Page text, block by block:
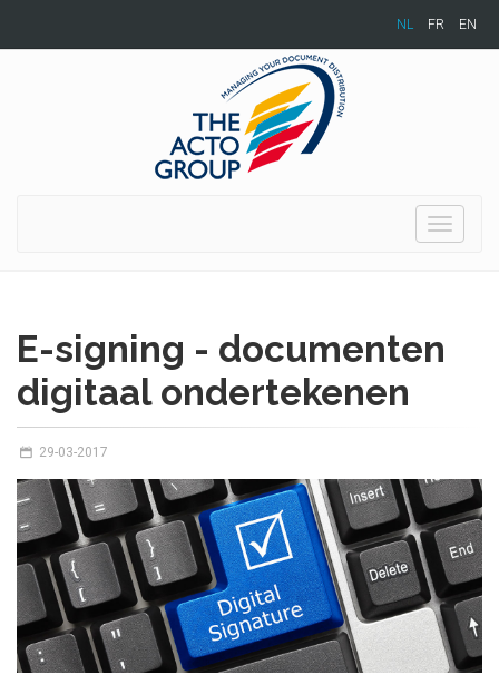
NL FR EN
Toggle
E-signing - documenten
digitaal ondertekenen
29-03-2017